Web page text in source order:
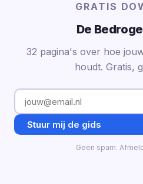
GRATIS
De
32 pagina's over hoe
houdt. Gratis,
Stuur mij de gids
Geen spam.